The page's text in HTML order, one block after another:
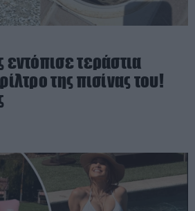
τεράστια
της πισίνας του!